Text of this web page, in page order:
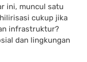
ini, muncul satu
cukup jika
infrastruktur?
dan lingkungan